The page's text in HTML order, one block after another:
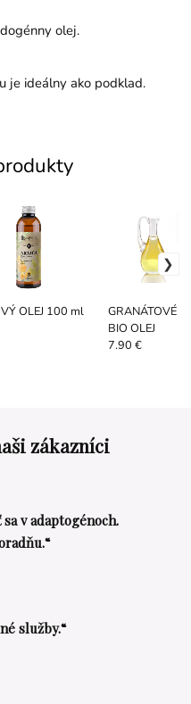
olej.
je ideálny ako podklad.
OLEJ 100 ml
GRANÁTOVÉ
BIO OLEJ
7.90 €
zákazníci
v adaptogénoch.
služby.“